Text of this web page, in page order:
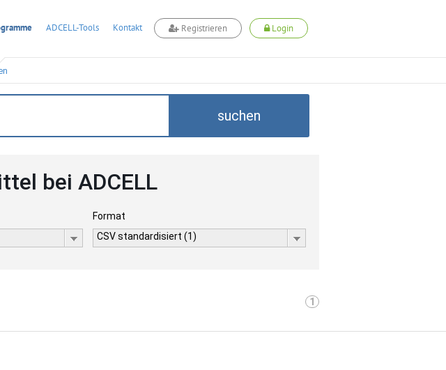
ADCELL-Tools Kontakt Registrieren Login
suchen
bei ADCELL
Format
CSV standardisiert (1)
1